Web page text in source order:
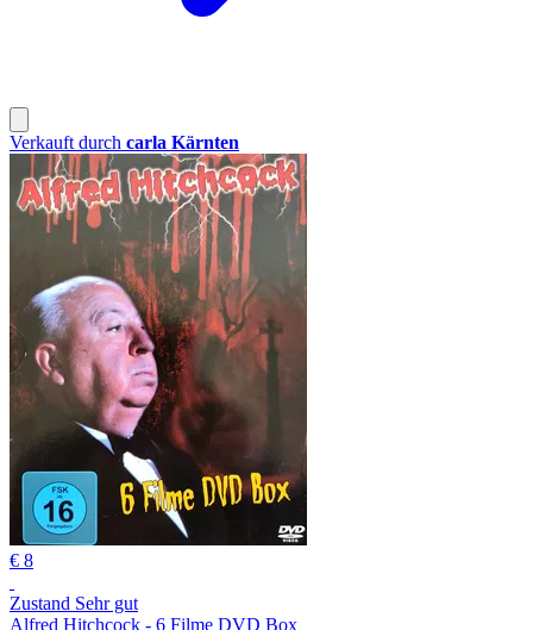
Verkauft durch carla Kärnten
€ 8
Zustand Sehr gut
Alfred Hitchcock - 6 Filme DVD Box